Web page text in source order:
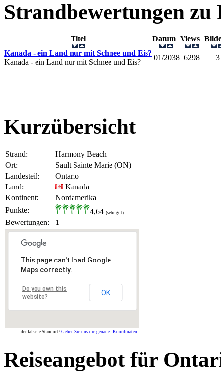
Strandbewertungen zu
Titel Datum Views
Kanada - ein Land nur mit Schnee und Eis?
Kanada - ein Land nur mit Schnee und Eis?
01/2038 6298 3
Kurzübersicht
Strand:
Harmony Beach
Ort:
Sault Sainte Marie (ON)
Landesteil:
Ontario
Land:
Kanada
Kontinent:
Nordamerika
Punkte:
4,64 (sehr gut)
Bewertungen: 1
This page can't load Google
Maps correctly.
Do you own this
website?
OK
der falsche Standort? Geben Sie uns die genauen Koordinaten!
Reiseangebot für